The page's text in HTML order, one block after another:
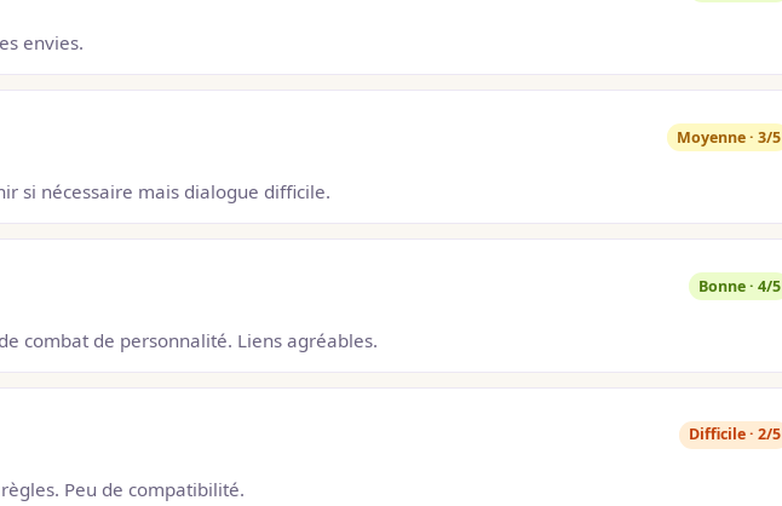
envies.
Moyenne · 3/5
si nécessaire mais dialogue difficile.
Bonne · 4/5
combat de personnalité. Liens agréables.
Difficile · 2/5
Peu de compatibilité.